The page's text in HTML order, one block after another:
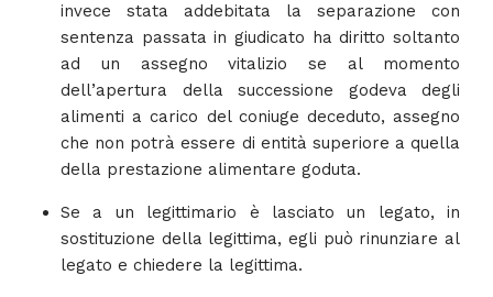
invece stata addebitata la separazione con
sentenza passata in giudicato ha diritto soltanto
ad un assegno vitalizio se al momento
dell’apertura della successione godeva degli
alimenti a carico del coniuge deceduto, assegno
che non potrà essere di entità superiore a quella
della prestazione alimentare goduta.
Se a un legittimario è lasciato un legato, in
sostituzione della legittima, egli può rinunziare al
legato e chiedere la legittima.